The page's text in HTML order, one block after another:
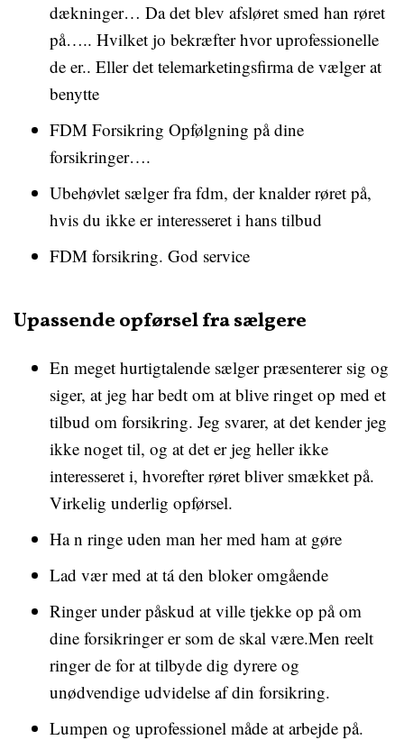
dækninger… Da det blev afsløret smed han røret
på….. Hvilket jo bekræfter hvor uprofessionelle
de er.. Eller det telemarketingsfirma de vælger at
benytte
FDM Forsikring Opfølgning på dine
forsikringer….
Ubehøvlet sælger fra fdm, der knalder røret på,
hvis du ikke er interesseret i hans tilbud
FDM forsikring. God service
Upassende opførsel fra sælgere
En meget hurtigtalende sælger præsenterer sig og
siger, at jeg har bedt om at blive ringet op med et
tilbud om forsikring. Jeg svarer, at det kender jeg
ikke noget til, og at det er jeg heller ikke
interesseret i, hvorefter røret bliver smækket på.
Virkelig underlig opførsel.
Ha n ringe uden man her med ham at gøre
Lad vær med at tá den bloker omgående
Ringer under påskud at ville tjekke op på om
dine forsikringer er som de skal være.Men reelt
ringer de for at tilbyde dig dyrere og
unødvendige udvidelse af din forsikring.
Lumpen og uprofessionel måde at arbejde på.